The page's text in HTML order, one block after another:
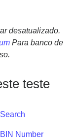
desatualizado.
Para banco de
teste
Number